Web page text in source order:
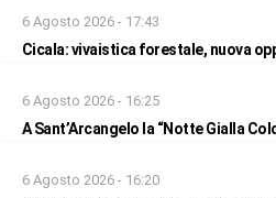
6 Agosto 2026 - 17:43
Cicala: vivaistica forestale, nuova
6 Agosto 2026 - 16:25
A Sant’Arcangelo la “Notte Gialla
6 Agosto 2026 - 16:20